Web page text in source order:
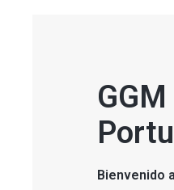
Bienvenido